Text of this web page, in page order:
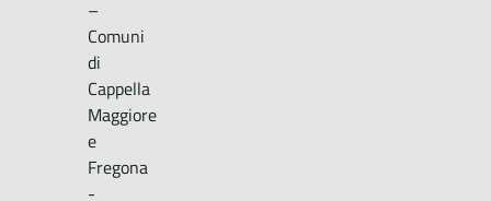
–
Comuni
di
Cappella
Maggiore
e
Fregona
-